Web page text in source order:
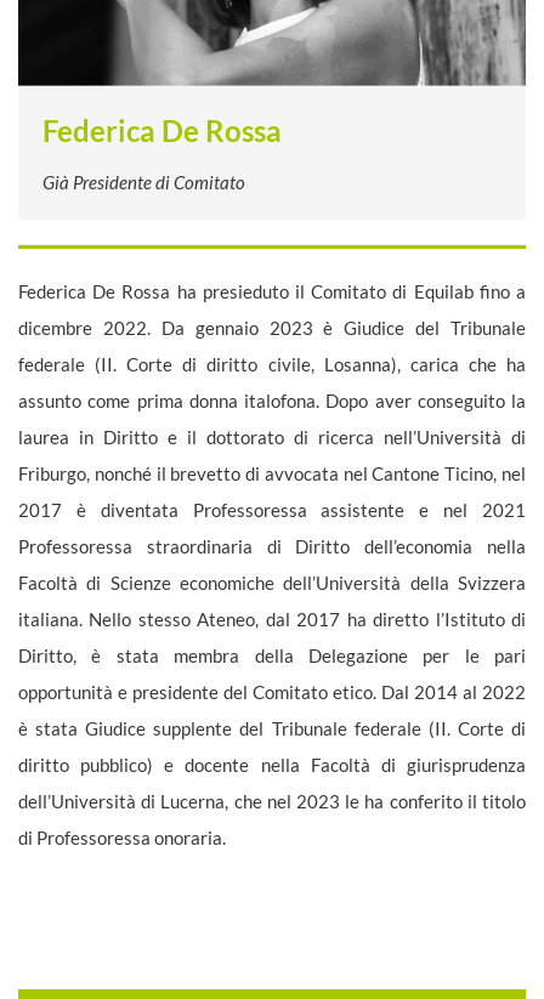
Federica De Rossa
Già Presidente di Comitato
Federica De Rossa ha presieduto il Comitato di Equilab fino a
dicembre 2022. Da gennaio 2023 è Giudice del Tribunale
federale (II. Corte di diritto civile, Losanna), carica che ha
assunto come prima donna italofona. Dopo aver conseguito la
laurea in Diritto e il dottorato di ricerca nell’Università di
Friburgo, nonché il brevetto di avvocata nel CantoneTicino, nel
2017 è diventata Professoressa assistente e nel 2021
Professoressa straordinaria di Diritto dell’economia nella
Facoltà di Scienze economiche dell’Università della Svizzera
italiana. Nello stessoAteneo, dal 2017 ha diretto l’Istituto di
Diritto, è stata membra della Delegazione per le pari
opportunità e presidente del Comitato etico. Dal 2014 al 2022
è stata Giudice supplente del Tribunale federale (II. Corte di
diritto pubblico) e docente nella Facoltà di giurisprudenza
dell’Universitàdi Lucerna, che nel 2023 le ha conferito il titolo
di Professoressa onoraria.